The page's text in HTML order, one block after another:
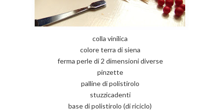
colla vinilica
colore terra di siena
ferma perle di 2 dimensioni diverse
pinzette
palline di polistirolo
stuzzicadenti
base di polistirolo (di riciclo)